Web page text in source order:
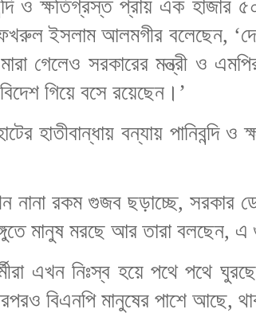
ও ক্ষতিগ্রস্ত প্রায় এক হাজার
ফখরুল ইসলাম আলমগীর বলেছেন,
মারা গেলেও সরকারের মন্ত্রী ও
গিয়ে বসে রয়েছেন।’
হাতীবান্ধায় বন্যায় পানিবন্দি
নানা রকম গুজব ছড়াচ্ছে, সরকার
মানুষ মরছে আর তারা বলছেন, এ
এখন নিঃস্ব হয়ে পথে পথে
বিএনপি মানুষের পাশে আছে,